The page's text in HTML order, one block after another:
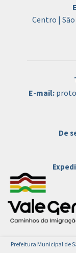
Centro |
E-mail:
De
Prefeitura Municipal de